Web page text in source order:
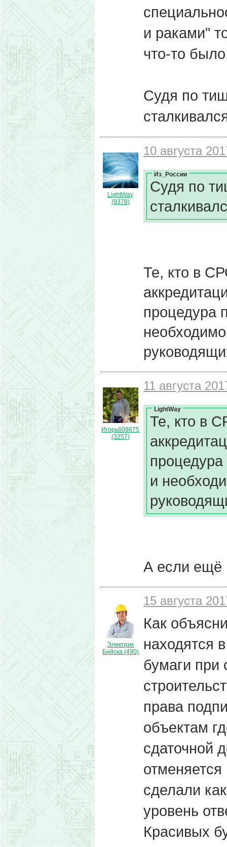
и раками"
что-то
Судя по
LightWay
(9378)
10 августа
Из_России
Судя по
Те, кто в
процедура
Игорь608675
(3257)
11 августа
LightWay
Те, кто в
и
А если ещё
Электрик
Бийска (490)
15 августа
Как
находятся
бумаги при
права
объектам
сдаточной
сделали
уровень
Красивых